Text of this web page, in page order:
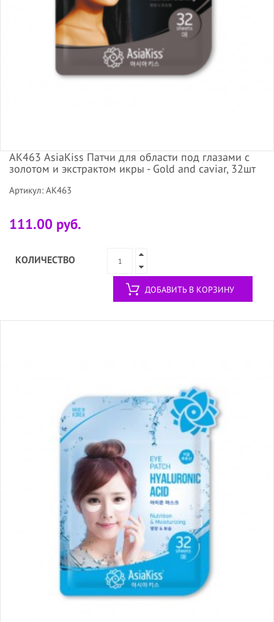
АК463 AsiaKiss Патчи для области под глазами с
золотом и экстрактом икры - Gold and caviar, 32шт
Артикул: АК463
111.00 руб.
КОЛИЧЕСТВО
ДОБАВИТЬ В КОРЗИНУ